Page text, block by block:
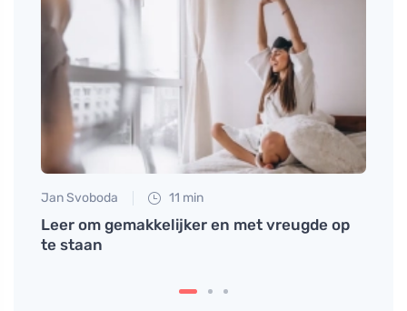
Jan Svoboda 11 min
Leer om gemakkelijker en met vreugde op
te staan